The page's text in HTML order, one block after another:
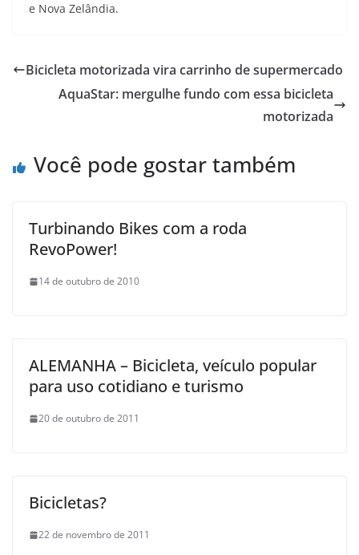
e Nova Zelândia.
Bicicleta motorizada vira carrinho de supermercado
AquaStar: mergulhe fundo com essa bicicleta
motorizada
Você pode gostar também
Turbinando Bikes com a roda
RevoPower!
14 de outubro de 2010
ALEMANHA – Bicicleta, veículo popular
para uso cotidiano e turismo
20 de outubro de 2011
Bicicletas?
22 de novembro de 2011